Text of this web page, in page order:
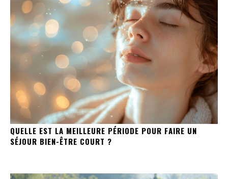
QUELLE EST LA MEILLEURE PÉRIODE POUR FAIRE UN
SÉJOUR BIEN-ÊTRE COURT ?